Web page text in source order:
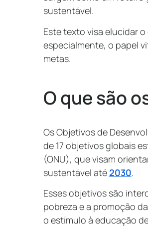
sustentável.
Este texto visa elucidar
especialmente, o papel
metas.
O que são
Os Objetivos de
de 17 objetivos globais
(ONU), que visam
sustentável até 2030.
Esses objetivos são
pobreza e a promoção
o estímulo à educação